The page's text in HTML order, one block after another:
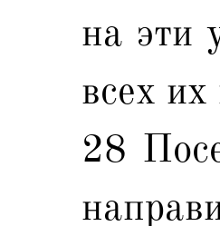
на эти
всех
28